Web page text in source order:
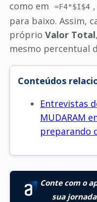
como em =F4*$I$4
para baixo. Assim,
próprio Valor Total
mesmo percentual
Conteúdos
Entrevistas
MUDARAM
preparando
Conte com o
sua